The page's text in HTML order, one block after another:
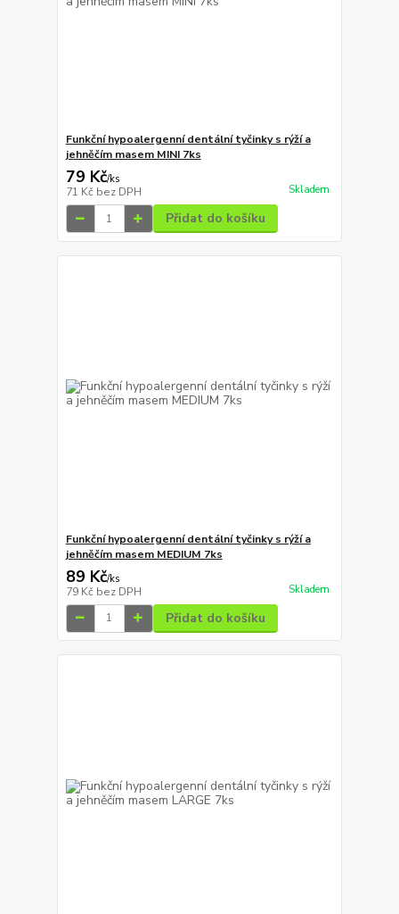
Funkční hypoalergenní dentální tyčinky s rýží a
jehněčím masem MINI 7ks
79 Kč/ks
71 Kč bez DPH Skladem
Přidat do košíku
Funkční hypoalergenní dentální tyčinky s rýží a
jehněčím masem MEDIUM 7ks
89 Kč/ks
79 Kč bez DPH Skladem
Přidat do košíku